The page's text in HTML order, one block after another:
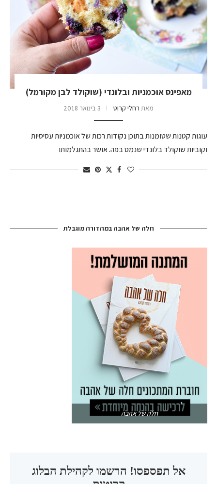
מאפינס אוכמניות ובלונדי (שוקולד לבן מקורמל)
מאת רחלי קרוט 3 בינואר 2018
עוגות קטנות שטומנות בתוכן נקודות רכות של אוכמניות עסיסיות
וקוביות שוקולד בלונדי שנמס בפה. אושר בהתגלמותו
חלה של אהבה במהדורה מוגבלת
חלה של אהבה